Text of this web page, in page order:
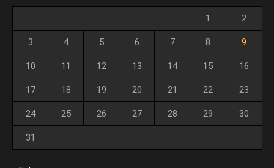
1 2
3 4 5 6 7 8 9
10 11 12 13 14 15 16
17 18 19 20 21 22 23
24 25 26 27 28 29 30
31